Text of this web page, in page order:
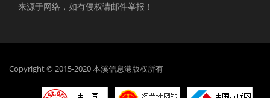
来源于网络，如有侵权请邮件举报！
Copyright © 2015-2020 本溪信息港版权所有